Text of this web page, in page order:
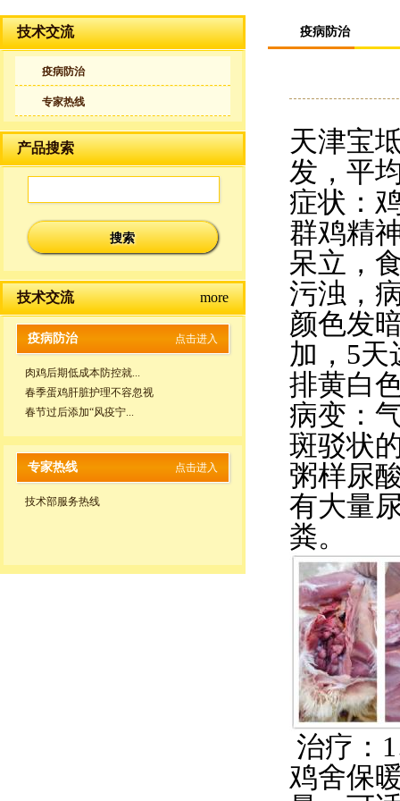
技术交流
疫病防治
专家热线
产品搜索
more
技术交流
点击进入
疫病防治
肉鸡后期低成本防控就...
春季蛋鸡肝脏护理不容忽视
春节过后添加“风疫宁...
点击进入
专家热线
技术部服务热线
疫病防治
天津宝
发，平
症状：
群鸡精
呆立，
污浊，
颜色发
加，5天
排黄白
病变：
斑驳状
粥样尿
有大量
粪。
治疗：
鸡舍保